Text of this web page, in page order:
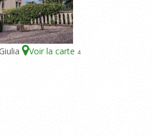
Voir la carte 4